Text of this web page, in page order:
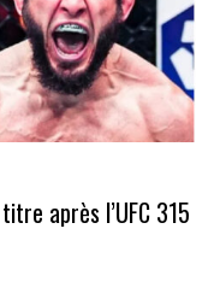
après l’UFC 315